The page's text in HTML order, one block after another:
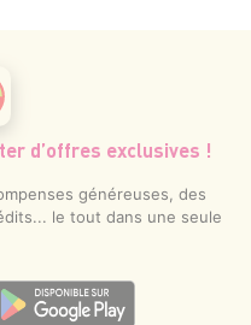
d’offres exclusives !
généreuses, des
le tout dans une seule